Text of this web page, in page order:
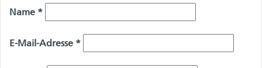
Name *
E-Mail-Adresse *